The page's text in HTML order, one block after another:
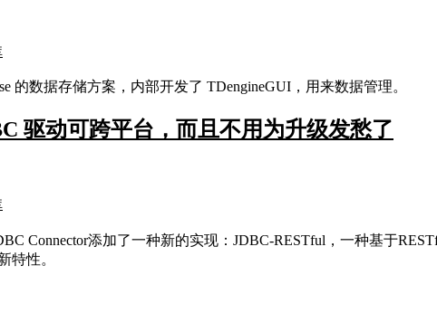
的数据存储方案，内部开发了 TDengineGUI，用来数据管理。
驱动可跨平台，而且不用为升级发愁了
Connector添加了一种新的实现：JDBC-RESTful，一种基于
特性。